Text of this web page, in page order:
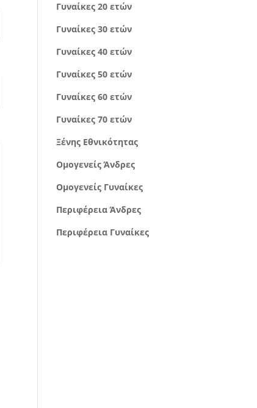
Γυναίκες 20 ετών
Γυναίκες 30 ετών
Γυναίκες 40 ετών
Γυναίκες 50 ετών
Γυναίκες 60 ετών
Γυναίκες 70 ετών
Ξένης Εθνικότητας
Ομογενείς Άνδρες
Ομογενείς Γυναίκες
Περιφέρεια Άνδρες
Περιφέρεια Γυναίκες